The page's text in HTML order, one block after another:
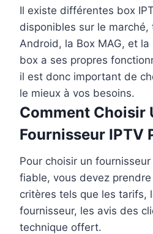
Il existe différentes box
disponibles sur le marché,
Android, la Box MAG, et la
box a ses propres
il est donc important de
le mieux à vos besoins.
Comment Choisir
Fournisseur IPTV
Pour choisir un
fiable, vous devez
critères tels que les tarifs,
fournisseur, les avis des
technique offert.